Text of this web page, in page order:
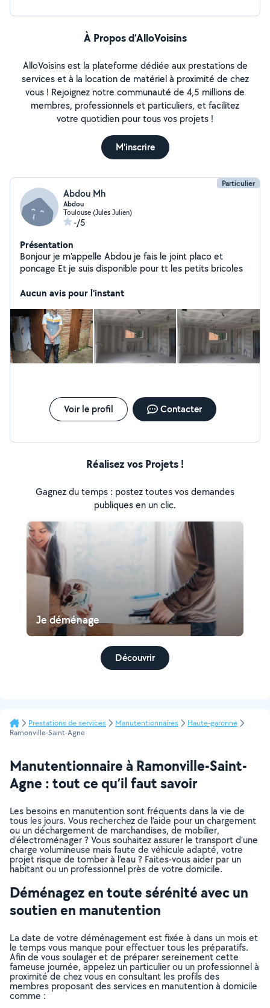
À Propos d’AlloVoisins
AlloVoisins est la plateforme dédiée aux prestations de
services et à la location de matériel à proximité de chez
vous ! Rejoignez notre communauté de 4,5 millions de
membres, professionnels et particuliers, et facilitez
votre quotidien pour tous vos projets !
M'inscrire
Particulier
Abdou Mh
Abdou
Toulouse (Jules Julien)
-/5
Présentation
Bonjour je m'appelle Abdou je fais le joint placo et
poncage Et je suis disponible pour tt les petits bricoles
Aucun avis pour l'instant
Voir le profil Contacter
Réalisez vos Projets !
Gagnez du temps : postez toutes vos demandes
publiques en un clic.
Je déménage
Découvrir
Prestations de services Manutentionnaires
Haute-garonne
Ramonville-Saint-Agne
Manutentionnaire à Ramonville-Saint-
Agne : tout ce qu’il faut savoir
Les besoins en manutention sont fréquents dans la vie de
tous les jours. Vous recherchez de l’aide pour un chargement
ou un déchargement de marchandises, de mobilier,
d’électroménager ? Vous souhaitez assurer le transport d’une
charge volumineuse mais faute de véhicule adapté, votre
projet risque de tomber à l’eau ? Faites-vous aider par un
habitant ou un professionnel près de votre domicile.
Déménagez en toute sérénité avec un
soutien en manutention
La date de votre déménagement est fixée à dans un mois et
le temps vous manque pour effectuer tous les préparatifs.
Afin de vous soulager et de préparer sereinement cette
fameuse journée, appelez un particulier ou un professionnel à
proximité de chez vous en consultant les profils des
membres proposant des services en manutention à domicile
comme :